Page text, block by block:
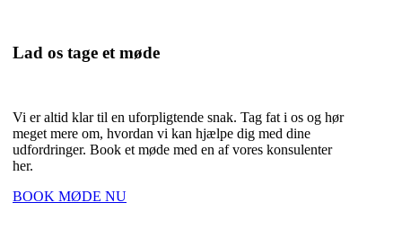
Lad os tage et møde
Vi er altid klar til en uforpligtende snak. Tag fat i os og hør
meget mere om, hvordan vi kan hjælpe dig med dine
udfordringer. Book et møde med en af vores konsulenter
her.
BOOK MØDE NU